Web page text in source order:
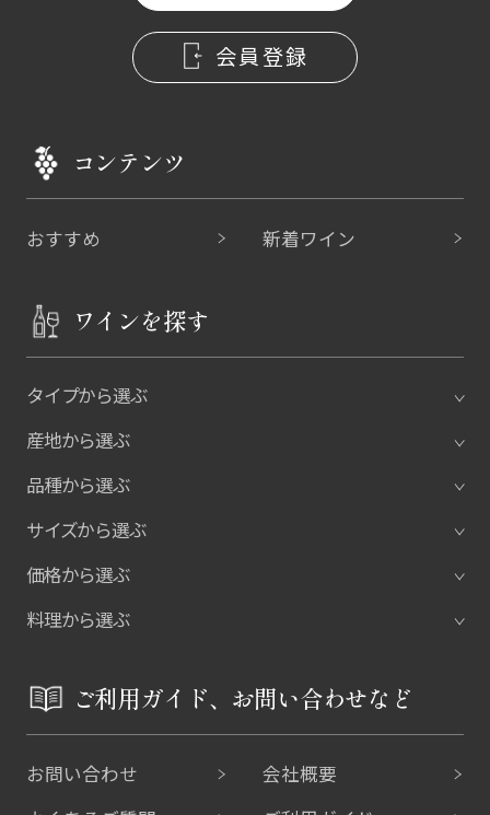
会員登録
コンテンツ
おすすめ 新着ワイン
ワインを探す
タイプから選ぶ
産地から選ぶ
品種から選ぶ
サイズから選ぶ
価格から選ぶ
料理から選ぶ
ご利用ガイド、お問い合わせなど
お問い合わせ
会社概要